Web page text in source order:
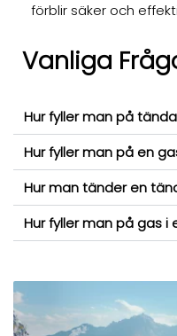
förblir säker och
Vanliga
Hur fyller man på
Hur fyller man på en
Hur man tänder en
Hur fyller man på gas i